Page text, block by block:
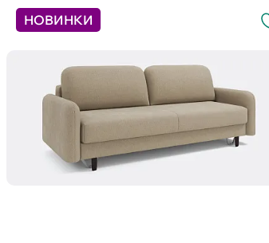
НОВИНКИ